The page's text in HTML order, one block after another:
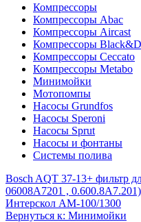
Компрессоры
Компрессоры Abac
Компрессоры Aircast
Компрессоры
Компрессоры Ceccato
Компрессоры Metabo
Минимойки
Мотопомпы
Насосы Grundfos
Насосы Speroni
Насосы Sprut
Насосы и фонтаны
Системы полива
Bosch AQT 37-13+ фильтр
06008A7201 , 0.600.8A7.201)
Интерскол АМ-100/1300
Вернуться к: Минимойки